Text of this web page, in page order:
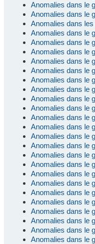
Anomalies dans le
Anomalies dans le
Anomalies dans
Anomalies dans le
Anomalies dans le
Anomalies dans le
Anomalies dans le
Anomalies dans le
Anomalies dans le
Anomalies dans le
Anomalies dans le
Anomalies dans le
Anomalies dans le
Anomalies dans le
Anomalies dans le
Anomalies dans le
Anomalies dans le
Anomalies dans le
Anomalies dans le
Anomalies dans le
Anomalies dans le
Anomalies dans le
Anomalies dans le
Anomalies dans le
Anomalies dans le
Anomalies dans le